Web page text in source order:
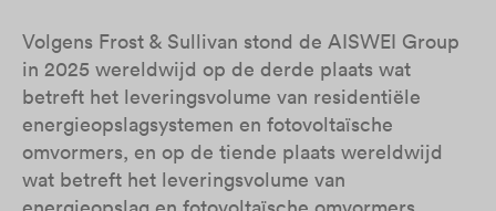
Volgens Frost & Sullivan stond de AISWEI Group
in 2025 wereldwijd op de derde plaats wat
betreft het leveringsvolume van residentiële
energieopslagsystemen en fotovoltaïsche
omvormers, en op de tiende plaats wereldwijd
wat betreft het leveringsvolume van